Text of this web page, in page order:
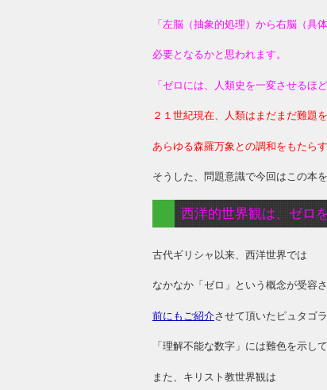
「左脳（抽象的処理）から右脳（具
必要となるかと思われます。
「ゼロには、人類史を一変させるほ
２１世紀現在、人類はまだまだ難題
あらゆる森羅万象との調和をもたら
そうした、問題意識で今回はこの本
西洋的世界観は、ゼロ
古代ギリシャ以来、西洋世界では
なかなか「ゼロ」という概念が受容
前にもご紹介させて頂いたピュタゴ
「理解不能な数字」には難色を示し
また、キリスト教世界観は